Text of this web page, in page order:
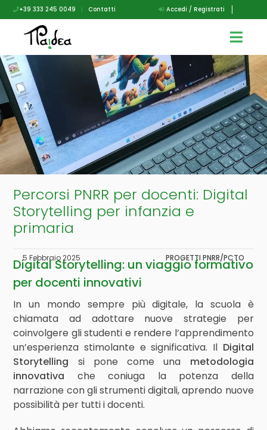
+39 333 245 0049 | Contatti Accedi / Registrati
Percorsi PNRR per docenti: Digital
Storytelling per infanzia e
primaria
5 Febbraio 2025 PROGETTI PNRR/PCTO
Digital Storytelling: un viaggio formativo
per docenti innovativi
In un mondo sempre più digitale, la scuola è
chiamata ad adottare nuove strategie per
coinvolgere gli studenti e rendere l’apprendimento
un’esperienza stimolante e significativa. Il Digital
Storytelling si pone come una metodologia
innovativa che coniuga la potenza della
narrazione con gli strumenti digitali, aprendo nuove
possibilità per tutti i docenti.